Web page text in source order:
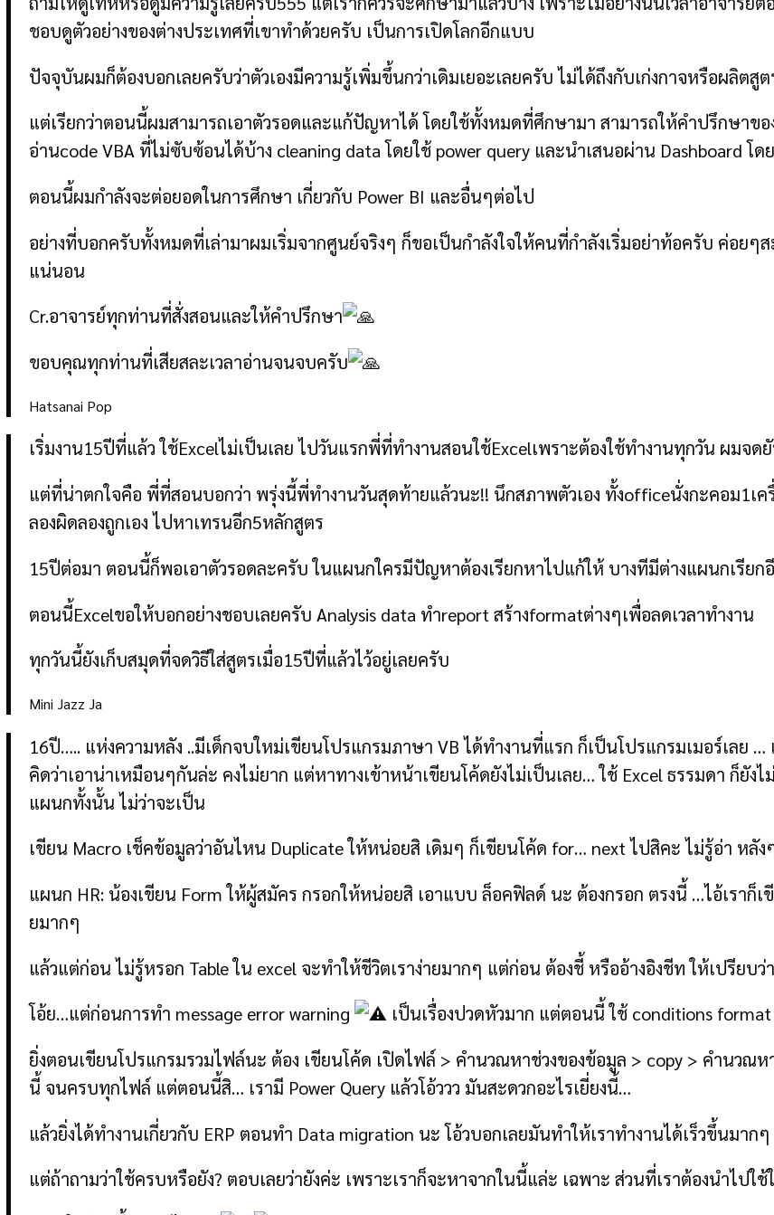
ชอบดูตัวอย่างของต่างประเทศที่เขาทำด้วยครับ เป็นการเปิดโลกอีกแบบ
ปัจจุบันผมก็ต้องบอกเลยครับว่าตัวเองมีความรู้เพิ่มขึ้นกว่าเดิมเยอะเลยครับ ไม่ได้ถึงกับเก่งกาจหรือผลิตสู
แต่เรียกว่าตอนนี้ผมสามารถเอาตัวรอดและแก้ปัญหาได้ โดยใช้ทั้งหมดที่ศึกษามา สามารถให้คำปรึกษาข
อ่านcode VBA ที่ไม่ซับซ้อนได้บ้าง cleaning data โดยใช้ power query และนำเสนอผ่าน Dashboard โด
ตอนนี้ผมกำลังจะต่อยอดในการศึกษา เกี่ยวกับ Power BI และอื่นๆต่อไป
อย่างที่บอกครับทั้งหมดที่เล่ามาผมเริ่มจากศูนย์จริงๆ ก็ขอเป็นกำลังใจให้คนที่กำลังเริ่มอย่าท้อครับ ค่อย
แน่นอน
Cr.อาจารย์ทุกท่านที่สั่งสอนและให้คำปรึกษา
ขอบคุณทุกท่านที่เสียสละเวลาอ่านจนจบครับ
Hatsanai Pop
เริ่มงาน15ปีที่แล้ว ใช้Excelไม่เป็นเลย ไปวันแรกพี่ที่ทำงานสอนใช้Excelเพราะต้องใช้ทำงานทุกวัน ผมจด
แต่ที่น่าตกใจคือ พี่ที่สอนบอกว่า พรุ่งนี้พี่ทำงานวันสุดท้ายแล้วนะ!! นึกสภาพตัวเอง ทั้งofficeนั่งกะคอม1เค
ลองผิดลองถูกเอง ไปหาเทรนอีก5หลักสูตร
15ปีต่อมา ตอนนี้ก็พอเอาตัวรอดละครับ ในแผนกใครมีปัญหาต้องเรียกหาไปแก้ให้ บางทีมีต่างแผนกเรียก
ตอนนี้Excelขอให้บอกอย่างชอบเลยครับ Analysis data ทำreport สร้างformatต่างๆเพื่อลดเวลาทำงาน
ทุกวันนี้ยังเก็บสมุดที่จดวิธีใส่สูตรเมื่อ15ปีที่แล้วไว้อยู่เลยครับ
Mini Jazz Ja
16ปี….. แห่งความหลัง ..มีเด็กจบใหม่เขียนโปรแกรมภาษา VB ได้ทำงานที่แรก ก็เป็นโปรแกรมเมอร์เลย
คิดว่าเอาน่าเหมือนๆกันล่ะ คงไม่ยาก แต่หาทางเข้าหน้าเขียนโค้ดยังไม่เป็นเลย… ใช้ Excel ธรรมดา ก็ยัง
แผนกทั้งนั้น ไม่ว่าจะเป็น
เขียน Macro เช็คข้อมูลว่าอันไหน Duplicate ให้หน่อยสิ เดิมๆ ก็เขียนโค้ด for… next ไปสิคะ ไม่รู้อ่า หลั
แผนก HR: น้องเขียน Form ให้ผู้สมัคร กรอกให้หน่อยสิ เอาแบบ ล็อคฟิลด์ นะ ต้องกรอก ตรงนี้ …ไอ้เราก็
ยมากๆ
แล้วแต่ก่อน ไม่รู้หรอก Table ใน excel จะทำให้ชีวิตเราง่ายมากๆ แต่ก่อน ต้องชี้ หรืออ้างอิงชีท ให้เปรียบ
โอ้ย…แต่ก่อนการทำ message error warning
เป็นเรื่องปวดหัวมาก แต่ตอนนี้ ใช้ conditions format
ยิ่งตอนเขียนโปรแกรมรวมไฟล์นะ ต้อง เขียนโค้ด เปิดไฟล์ > คำนวณหาช่วงของข้อมูล > copy > คำนวณ
นี้ จนครบทุกไฟล์ แต่ตอนนี้สิ… เรามี Power Query แล้วโอ้ววว มันสะดวกอะไรเยี่ยงนี้…
แล้วยิ่งได้ทำงานเกี่ยวกับ ERP ตอนทำ Data migration นะ โอ้วบอกเลยมันทำให้เราทำงานได้เร็วขึ้นมากๆ
แต่ถ้าถามว่าใช้ครบหรือยัง? ตอบเลยว่ายังค่ะ เพราะเราก็จะหาจากในนี้แล่ะ เฉพาะ ส่วนที่เราต้องนำไปใ